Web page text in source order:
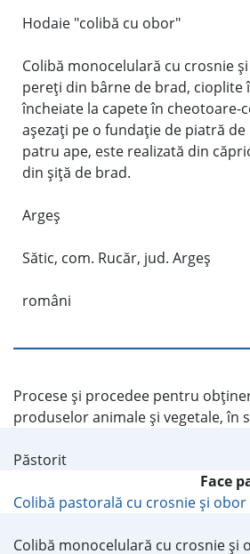
Hodaie "colibă cu obor"
Colibă monocelulară cu crosnie
pereţi din bârne de brad, cioplite
încheiate la capete în cheotoare-
aşezaţi pe o fundaţie de piatră
patru ape, este realizată din
din şiţă de brad.
Argeş
Sătic, com. Rucăr, jud. Argeş
români
Procese şi procedee pentru
produselor animale şi vegetale, în
Păstorit
Face
Colibă pastorală cu crosnie şi obor
Colibă monocelulară cu crosnie şi